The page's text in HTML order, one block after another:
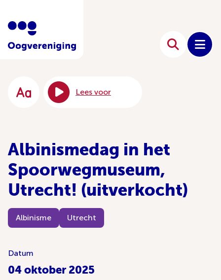
Lees voor
Albinismedag in het
Spoorwegmuseum,
Utrecht! (uitverkocht)
Albinisme Utrecht
Datum
04 oktober 2025